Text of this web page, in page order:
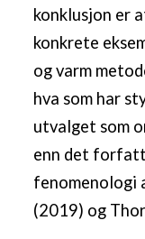
konklusjon er
konkrete
og varm
hva som har
utvalget som
enn det
fenomenologi
(2019) og